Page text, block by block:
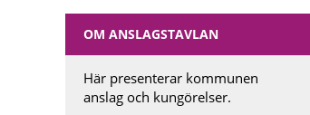
OM ANSLAGSTAVLAN
Här presenterar kommunen
anslag och kungörelser.